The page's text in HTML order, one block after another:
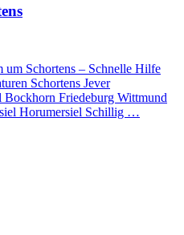
Schortens – Schnelle Hilfe
Schortens Jever
Bockhorn Friedeburg Wittmund
Horumersiel Schillig …